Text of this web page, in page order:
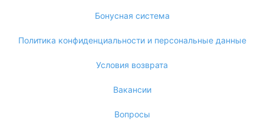
Бонусная система
Политика конфиденциальности и персональные данные
Условия возврата
Вакансии
Вопросы